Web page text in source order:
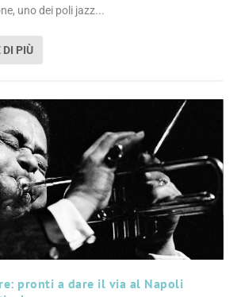
uno dei poli jazz...
DI PIÙ
pronti a dare il via al Napoli